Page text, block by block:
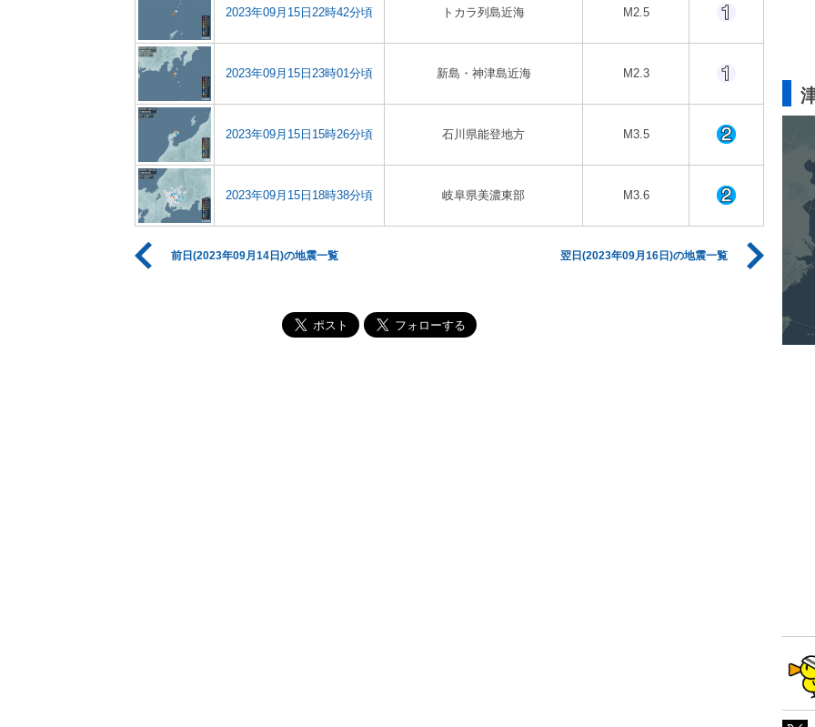
2023年09月15日22時42分頃 トカラ列島近海 M2.5
2023年09月15日23時01分頃 新島・神津島近海 M2.3
2023年09月15日15時26分頃 石川県能登地方 M3.5
2023年09月15日18時38分頃 岐阜県美濃東部 M3.6
前日(2023年09月14日)の地震一覧 翌日(2023年09月16日)の地震一覧